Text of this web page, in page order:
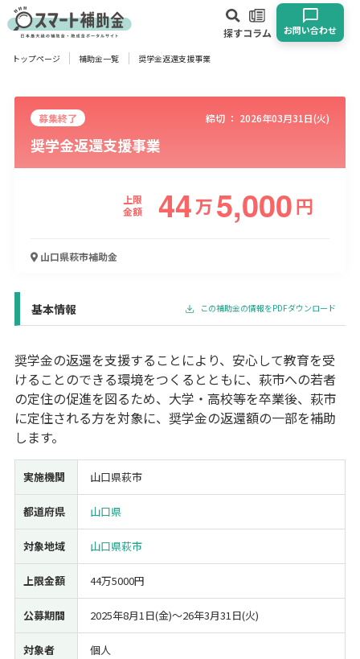
探すコラム お問い合わせ
対象
企業 団体 個人 その他
エリア
物流・運輸業 製造業
宿泊･旅館業
使い道
経営改善・経営強化 販路拡大 海外展開 設備投資
IT導入
人材採用・雇用
人材育成・福利厚生
特許・知的財産
起業・創業
事業承継 災害・被災者支援
コロナ関連
トップページ 補助金一覧 奨学金返還支援事業
募集終了 締切 ： 2026年03月31日(火)
奨学金返還支援事業
上限
金額
44万5,000円
山口県萩市補助金
基本情報 この補助金の情報をPDFダウンロード
奨学金の返還を支援することにより、安心して教育を受
けることのできる環境をつくるとともに、萩市への若者
の定住の促進を図るため、大学・高校等を卒業後、萩市
に定住される方を対象に、奨学金の返還額の一部を補助
します。
実施機関 山口県萩市
都道府県 山口県
対象地域 山口県萩市
上限金額 44万5000円
公募期間 2025年8月1日(金)〜26年3月31日(火)
対象者 個人